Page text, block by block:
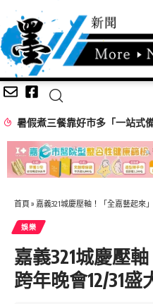
首頁 » 嘉義321城慶壓軸！「全嘉藝起來
娛樂
嘉義321城慶壓
跨年晚會12/31盛